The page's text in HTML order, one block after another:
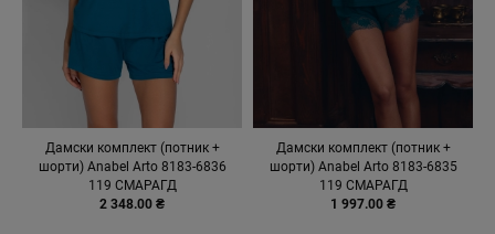
Дамски комплект (потник +
шорти) Anabel Arto 8183-6836
119 СМАРАГД
2 348.00 ₴
Дамски комплект (потник +
шорти) Anabel Arto 8183-6835
119 СМАРАГД
1 997.00 ₴